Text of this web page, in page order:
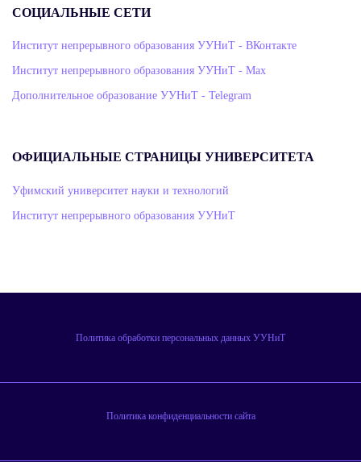
СОЦИАЛЬНЫЕ СЕТИ
Институт непрерывного образования УУНиТ - ВКонтакте
Институт непрерывного образования УУНиТ - Max
Дополнительное образование УУНиТ - Telegram
ОФИЦИАЛЬНЫЕ СТРАНИЦЫ УНИВЕРСИТЕТА
Уфимский университет науки и технологий
Институт непрерывного образования УУНиТ
Политика обработки персональных данных УУНиТ
Политика конфиденциальности сайта